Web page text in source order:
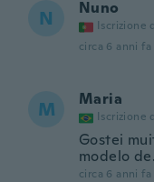
N Nuno
Iscrizione
circa 6 anni fa
M Maria
Iscrizione
Gostei
modelo
circa 6 anni fa